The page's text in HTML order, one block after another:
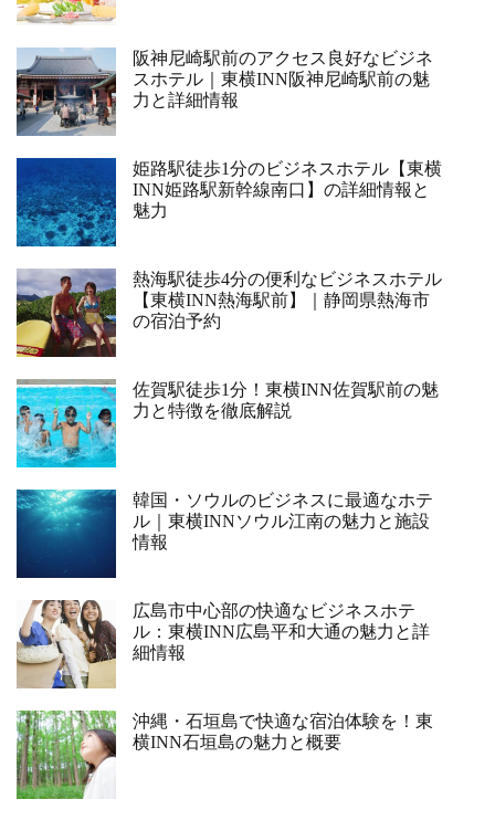
阪神尼崎駅前のアクセス良好なビジネ
スホテル｜東横INN阪神尼崎駅前の魅
力と詳細情報
姫路駅徒歩1分のビジネスホテル【東横
INN姫路駅新幹線南口】の詳細情報と
魅力
熱海駅徒歩4分の便利なビジネスホテル
【東横INN熱海駅前】｜静岡県熱海市
の宿泊予約
佐賀駅徒歩1分！東横INN佐賀駅前の魅
力と特徴を徹底解説
韓国・ソウルのビジネスに最適なホテ
ル｜東横INNソウル江南の魅力と施設
情報
広島市中心部の快適なビジネスホテ
ル：東横INN広島平和大通の魅力と詳
細情報
沖縄・石垣島で快適な宿泊体験を！東
横INN石垣島の魅力と概要